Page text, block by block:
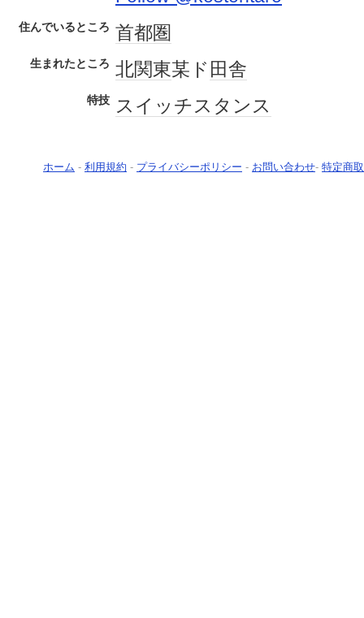
住んでいるところ 首都圏
生まれたところ 北関東某ド 田舎
特技 スイッチスタンス
ホーム - 利用規約 - プライバシーポリシー - お問い合わせ- 特定商